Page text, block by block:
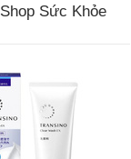
Shop Sức Khỏe